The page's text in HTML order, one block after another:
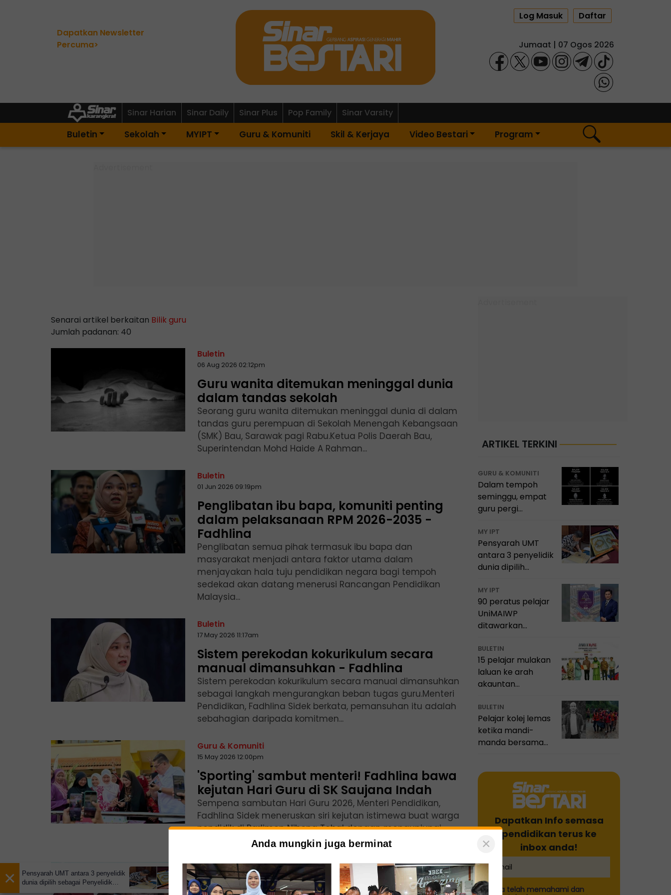
Dapatkan Newsletter
Percuma>
Log Masuk Daftar
Jumaat | 07 Ogos 2026
Sinar Harian Sinar Daily Sinar Plus Pop Family Sinar Varsity
Buletin Sekolah MYIPT Guru & Komuniti Skil & Kerjaya Video Bestari Program
Senarai artikel berkaitan Bilik guru
Jumlah padanan: 40
Buletin
06 Aug 2026 02:12pm
Guru wanita ditemukan meninggal dunia
dalam tandas sekolah
Seorang guru wanita ditemukan meninggal dunia di dalam
tandas guru perempuan di Sekolah Menengah Kebangsaan
(SMK) Bau, Sarawak pagi Rabu.Ketua Polis Daerah Bau,
Superintendan Mohd Haide A Rahman...
Buletin
01 Jun 2026 09:19pm
Penglibatan ibu bapa, komuniti penting
dalam pelaksanaan RPM 2026-2035 -
Fadhlina
Penglibatan semua pihak termasuk ibu bapa dan
masyarakat menjadi antara faktor utama dalam
menjayakan hala tuju pendidikan negara bagi tempoh
sedekad akan datang menerusi Rancangan Pendidikan
Malaysia...
Buletin
17 May 2026 11:17am
Sistem perekodan kokurikulum secara
manual dimansuhkan - Fadhlina
Sistem perekodan kokurikulum secara manual dimansuhkan
sebagai langkah mengurangkan beban tugas guru.Menteri
Pendidikan, Fadhlina Sidek berkata, pemansuhan itu adalah
sebahagian daripada komitmen...
Guru & Komuniti
15 May 2026 12:00pm
'Sporting' sambut menteri! Fadhlina bawa
kejutan Hari Guru di SK Saujana Indah
Sempena sambutan Hari Guru 2026, Menteri Pendidikan,
Fadhlina Sidek meneruskan siri kejutan istimewa buat warga
pendidik di Parlimen Nibong Tebal dengan mengunjungi
Sekolah Kebangsaan (SK) Saujana...
Buletin
12 May 2026 07:23pm
ARTIKEL TERKINI
GURU & KOMUNITI
Dalam tempoh
seminggu, empat
guru pergi
dunia pendidikan
Sarawak
MY IPT
Pensyarah UMT
antara 3 penyelidik
dunia dipilih
Tamu Institusi
Diraja Arab Saudi
MY IPT
90 peratus pelajar
UniMAIWP
ditawarkan
Pelajaran sehingga
RM10,000 setahun
BULETIN
15 pelajar mulakan
laluan ke arah
akauntan
BULETIN
Pelajar kolej lemas
ketika mandi-
manda bersama
Dapatkan Info semasa
pendidikan terus ke
inbox anda!
Saya telah memahami dan
×
Pensyarah UMT antara 3 penyelidik
dunia dipilih sebagai Penyelidik
Anda mungkin juga berminat ×